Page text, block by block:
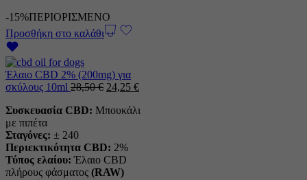
-15%ΠΕΡΙΟΡΙΣΜΕΝΟ
Προσθήκη στο καλάθι
Έλαιο CBD 2% (200mg) για
σκύλους 10ml 28,50€ Η
τιμή
24,25 €Η
τιμή
Συσκευασία CBD: Μπουκάλι
με πιπέτα
Σταγόνες: ± 240
Περιεκτικότητα CBD: 2%
Τύπος ελαίου: Έλαιο CBD
πλήρους φάσματος (RAW)